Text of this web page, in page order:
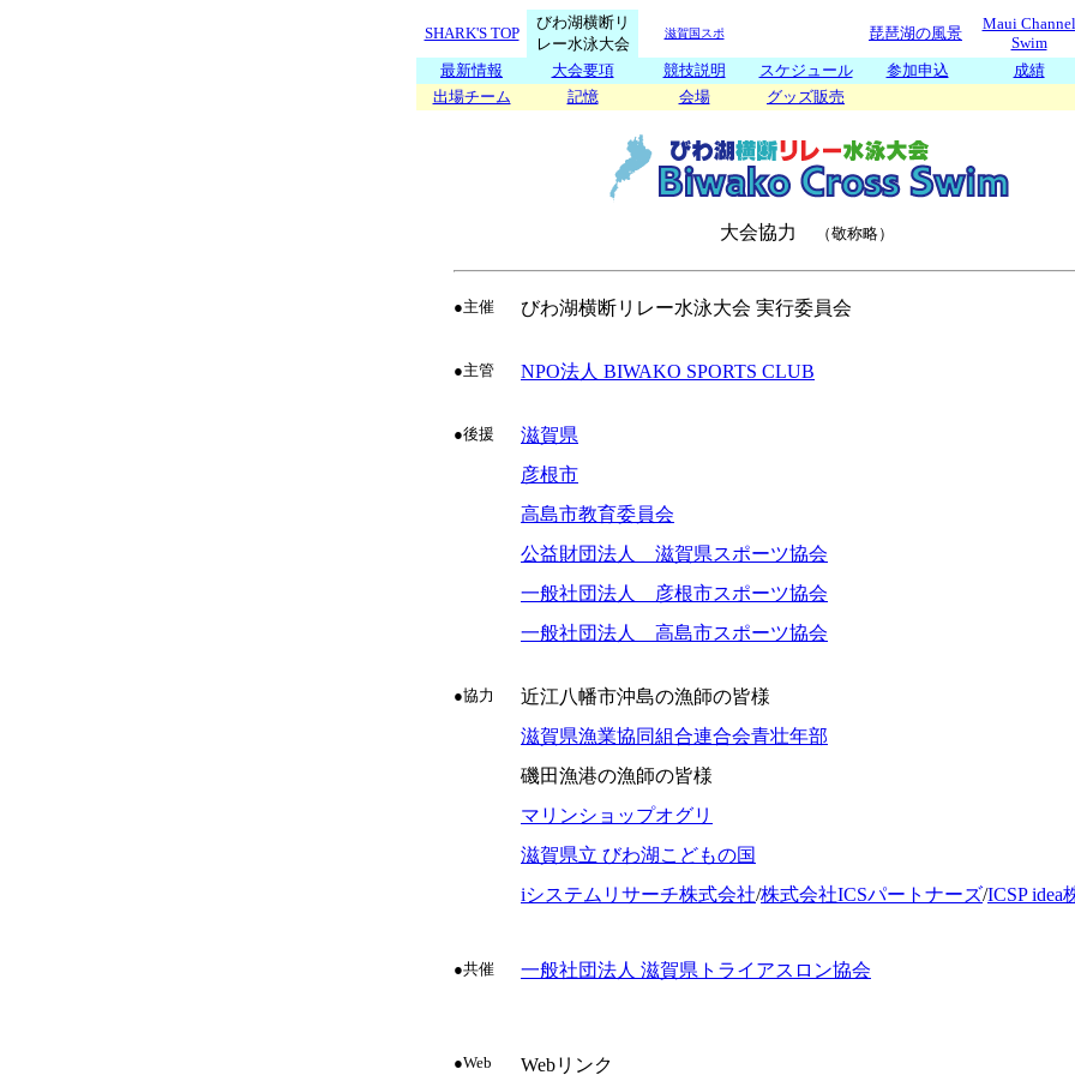
SHARK'S TOP
びわ湖横断リ
レー水泳大会
滋賀国スポ 琵琶湖の風景
Maui Channel
Swim
最新情報
大会要項 競技説明 スケジュール 参加申込 成績
出場チーム
記憶 会場 グッズ販売
大会協力 （敬称略）
●主催 びわ湖横断リレー水泳大会 実行委員会
●主管 NPO法人 BIWAKO SPORTS CLUB
●後援
滋賀県
彦根市
高島市教育委員会
公益財団法人 滋賀県スポーツ協会
一般社団法人 彦根市スポーツ協会
一般社団法人 高島市スポーツ協会
●協力
近江八幡市沖島の漁師の皆様
滋賀県漁業協同組合連合会青壮年部
磯田漁港の漁師の皆様
マリンショップオグリ
滋賀県立 びわ湖こどもの国
iシステムリサーチ株式会社/株式会社ICSパートナーズ/ICSP idea
●共催 一般社団法人 滋賀県トライアスロン協会
●Web Webリンク